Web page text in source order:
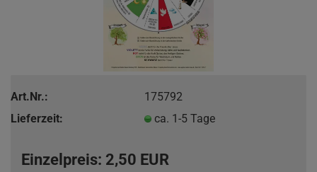
Art.Nr.:
175792
Lieferzeit:
ca. 1-5 Tage
Einzelpreis: 2,50 EUR